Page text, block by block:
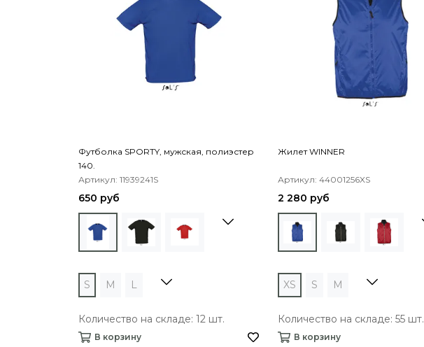
Футболка SPORTY, мужская, полиэстер
140.
Артикул: 11939241S
650 руб
S M L
Количество на складе: 12 шт.
В корзину
Жилет WINNER
Артикул: 44001256XS
2 280 руб
XS S M
Количество на складе: 55 шт.
В корзину